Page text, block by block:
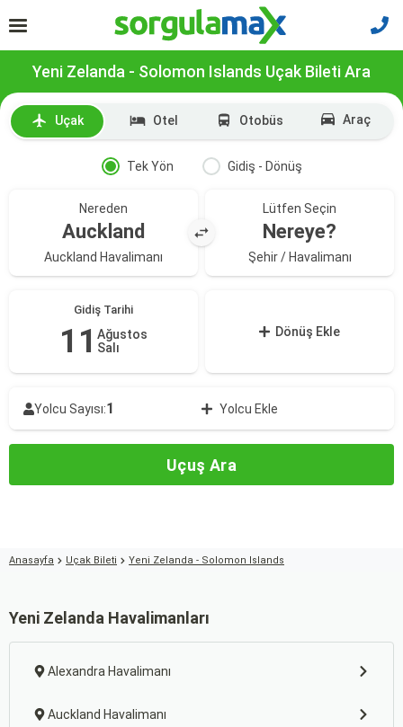
Yeni Zelanda - Solomon Islands Uçak Bileti Ara
Uçak Otel Otobüs Araç
Tek Yön Gidiş - Dönüş
Nereden
Auckland
Auckland Havalimanı
Lütfen Seçin
Nereye?
Şehir / Havalimanı
Gidiş Tarihi
11 Ağustos
Salı
Dönüş Ekle
Yolcu Sayısı:1 Yolcu Ekle
Uçuş Ara
Anasayfa Uçak Bileti Yeni Zelanda - Solomon Islands
Yeni Zelanda Havalimanları
Alexandra Havalimanı
Auckland Havalimanı